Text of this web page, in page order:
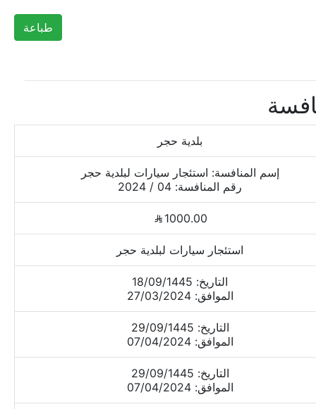
طباعة
بلدية حجر
إسم المنافسة: استئجار سيارات لبلدية حجر
رقم المنافسة: 04 / 2024
1000.00
استئجار سيارات لبلدية حجر
التاريخ: 18/09/1445
الموافق: 27/03/2024
التاريخ: 29/09/1445
الموافق: 07/04/2024
التاريخ: 29/09/1445
الموافق: 07/04/2024